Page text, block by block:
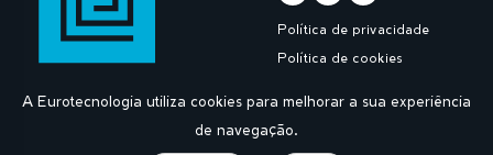
A Eurotecnologia utiliza cookies para melhorar a sua experiência
de navegação.
Política de privacidade
Política de cookies